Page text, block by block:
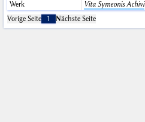
Werk
Vita Symeonis Achivi
Vorige Seite
1 Nächste Seite